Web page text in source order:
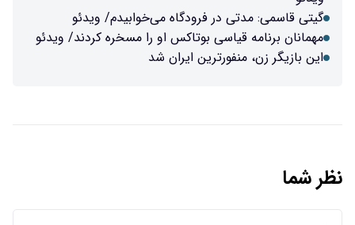
گیتی قاسمی: مدتی در فرودگاه می‌خوابیدم/ ویدئو
مهمانان برنامه قیاسی بوتاکس او را مسخره کردند/ ویدئو
این بازیگر زن، منفورترین ایران شد
نظر شما